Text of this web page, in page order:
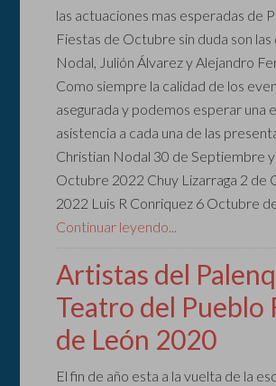
las actuaciones mas esperadas de
Fiestas de Octubre sin duda son las
Nodal, Julión Álvarez y Alejandro
Como siempre la calidad de los
asegurada y podemos esperar una
asistencia a cada una de las
Christian Nodal 30 de Septiembre
Octubre 2022 Chuy Lizarraga 2 de
2022 Luis R Conriquez 6 Octubre
Continuar leyendo...
Artistas del
Teatro del Pueblo
de León 2020
El fin de año esta a la vuelta de la